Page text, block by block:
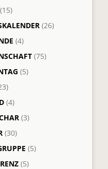
(15)
(26)
(4)
(75)
(5)
(4)
(3)
(30)
(5)
(5)